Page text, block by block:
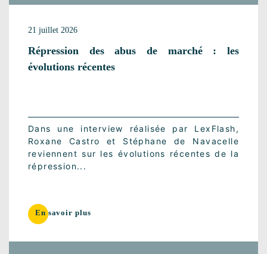
21 juillet 2026
Répression des abus de marché : les
évolutions récentes
Dans une interview réalisée par LexFlash,
Roxane Castro et Stéphane de Navacelle
reviennent sur les évolutions récentes de la
répression...
En savoir plus